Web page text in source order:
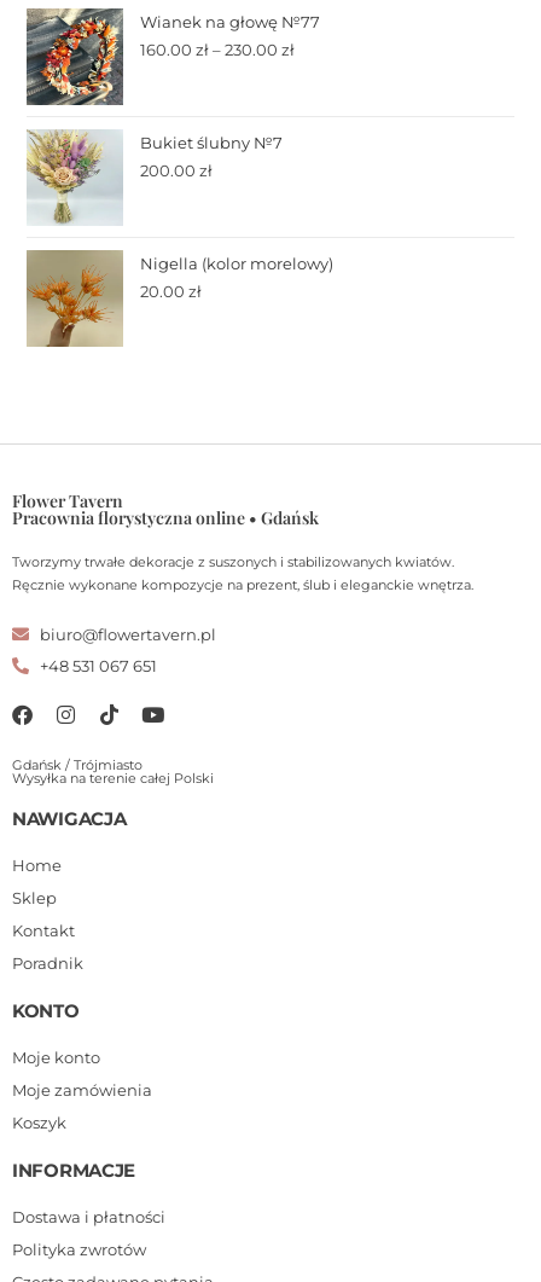
Wianek na głowę №77
160.00zł – 230.00zł
Bukiet ślubny №7
200.00zł
Nigella (kolor morelowy)
20.00zł
Flower Tavern
Pracownia florystyczna online • Gdańsk
Tworzymy trwałe dekoracje z suszonych i stabilizowanych kwiatów.
Ręcznie wykonane kompozycje na prezent, ślub i eleganckie wnętrza.
biuro@flowertavern.pl
+48 531 067 651
Gdańsk / Trójmiasto
Wysyłka na terenie całej Polski
NAWIGACJA
Home
Sklep
Kontakt
Poradnik
KONTO
Moje konto
Moje zamówienia
Koszyk
INFORMACJE
Dostawa i płatności
Polityka zwrotów